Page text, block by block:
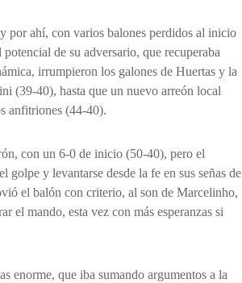
por ahí, con varios balones perdidos al inicio
de su adversario, que recuperaba
irrumpieron los galones de Huertas y la
(39-40), hasta que un nuevo arreón local
anfitriones (44-40).
con un 6-0 de inicio (50-40), pero el
golpe y levantarse desde la fe en sus señas de
el balón con criterio, al son de Marcelinho,
el mando, esta vez con más esperanzas si
enorme, que iba sumando argumentos a la